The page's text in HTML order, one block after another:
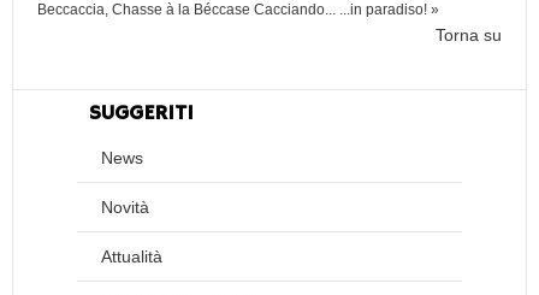
Beccaccia, Chasse à la Béccase Cacciando... ...in paradiso! »
Torna su
SUGGERITI
News
Novità
Attualità